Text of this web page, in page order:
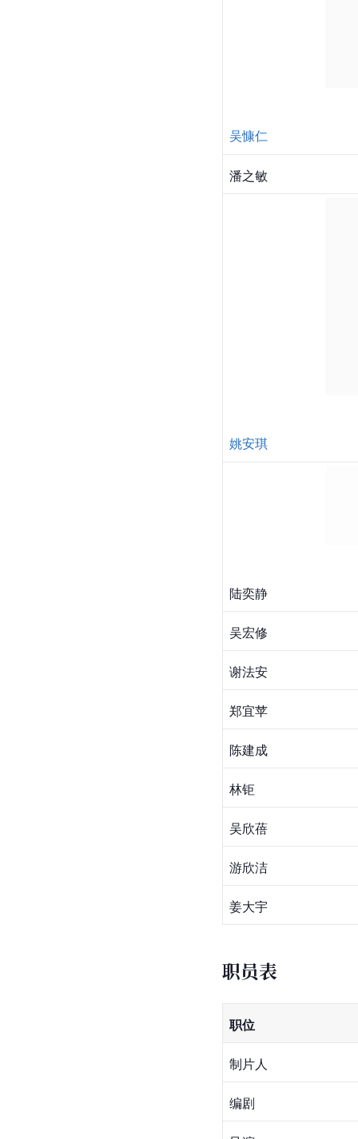
吴慷仁
潘之敏
姚安琪
陆奕静
吴宏修
谢法安
郑宜苹
陈建成
林钜
吴欣蓓
游欣洁
姜大宇
职员表
职位
制片人
编剧